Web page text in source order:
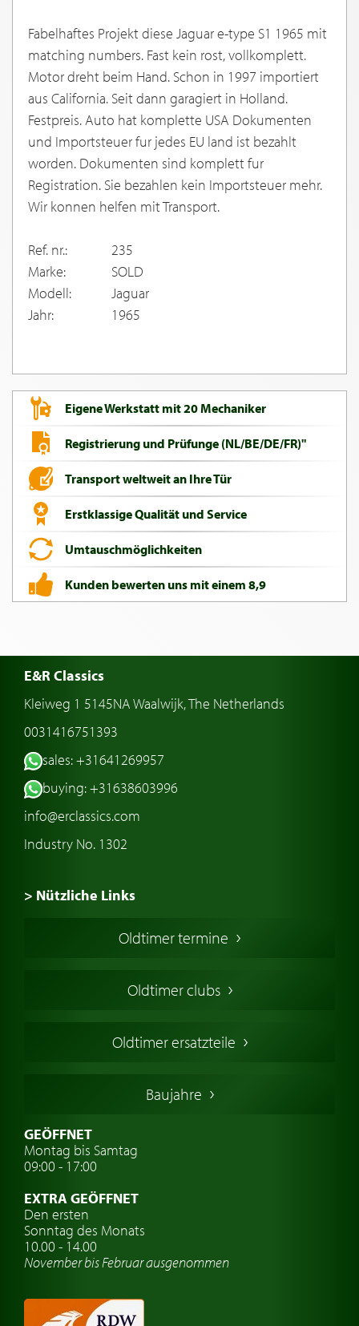
Fabelhaftes Projekt diese Jaguar e-type S1 1965 mit
matching numbers. Fast kein rost, vollkomplett.
Motor dreht beim Hand. Schon in 1997 importiert
aus California. Seit dann garagiert in Holland.
Festpreis. Auto hat komplette USA Dokumenten
und Importsteuer fur jedes EU land ist bezahlt
worden. Dokumenten sind komplett fur
Registration. Sie bezahlen kein Importsteuer mehr.
Wir konnen helfen mit Transport.
Ref. nr.:
235
Marke:
SOLD
Modell:
Jaguar
Jahr:
1965
Eigene Werkstatt mit 20 Mechaniker
Registrierung und Prüfunge (NL/BE/DE/FR)"
Transport weltweit an Ihre Tür
Erstklassige Qualität und Service
Umtauschmöglichkeiten
Kunden bewerten uns mit einem 8,9
E&R Classics
Kleiweg 1 5145NA Waalwijk, The Netherlands
0031416751393
sales: +31641269957
buying: +31638603996
info@erclassics.com
Industry No. 1302
> Nützliche Links
Oldtimers in Europa
Englische Oldtimer
Deutsche Oldtimer
Schwedische Oldtimer
Oldtimer mit h-kennzeichen
Auto Oldtimer Markt
Oldtimer-Versicherung
Oldtimer-Clubs
Oldtimer-Reisen
Automarken uhren
Oldtimer termine
Oldtimer clubs
Oldtimer ersatzteile
Baujahre
GEÖFFNET
Montag bis Samtag
09:00 - 17:00
EXTRA GEÖFFNET
Den ersten
Sonntag des Monats
10.00 - 14.00
November bis Februar ausgenommen